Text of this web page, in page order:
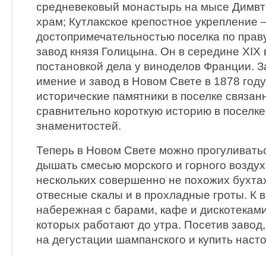
средневековый монастырь на мысе
храм; Кутлакское крепостное
достопримечательностью поселка по
завод князя Голицына. Он в середине XIX
постановкой дела у виноделов Франции.
имение и завод в Новом Свете в 1878
исторические памятники в поселке
сравнительно короткую историю в
знаменитостей.
Теперь в Новом Свете можно
дышать смесью морского и горного
нескольких совершенно не похожих
отвесные скалы и в прохладные гроты. К
набережная с барами, кафе и
которых работают до утра. Посетив
на дегустации шампанского и купить